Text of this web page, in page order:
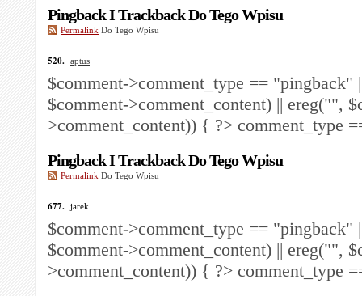
Pingback I Trackback Do Tego Wpisu
Permalink Do Tego Wpisu
520. aptus
$comment->comment_type == "pingback"
$comment->comment_content) || ereg("",
>comment_content)) { ?>
Pingback I Trackback Do Tego Wpisu
Permalink Do Tego Wpisu
677. jarek
comment_type
$comment->comment_type == "pingback"
$comment->comment_content) || ereg("",
>comment_content)) { ?> comment_type